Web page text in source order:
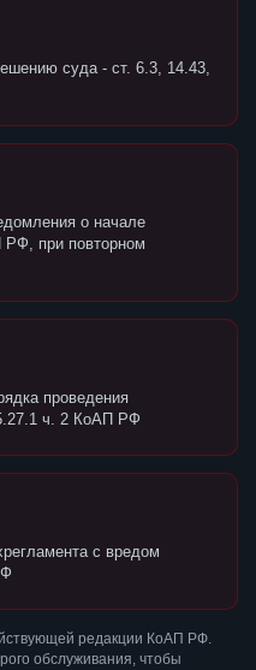
суда - ст. 6.3, 14.43,
о начале
РФ, при повторном
проведения
ч. 2 КоАП РФ
с вредом
редакции КоАП РФ.
обслуживания, чтобы